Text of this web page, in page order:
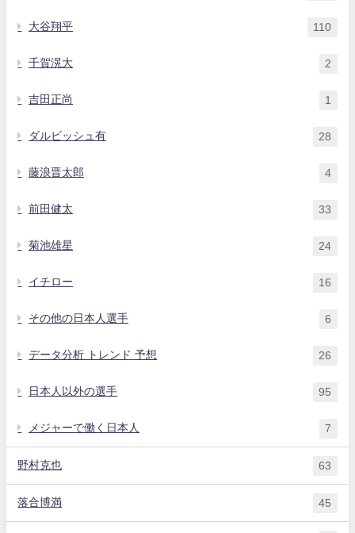
大谷翔平 110
千賀滉大 2
吉田正尚 1
ダルビッシュ有 28
藤浪晋太郎 4
前田健太 33
菊池雄星 24
イチロー 16
その他の日本人選手 6
データ分析 トレンド 予想 26
日本人以外の選手 95
メジャーで働く日本人 7
野村克也 63
落合博満 45